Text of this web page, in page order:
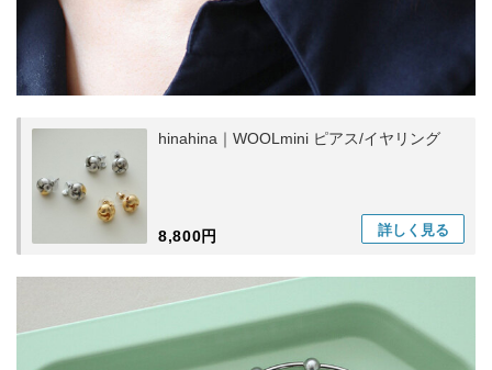
hinahina｜WOOLmini ピアス/イヤリング
8,800円 詳しく 見る